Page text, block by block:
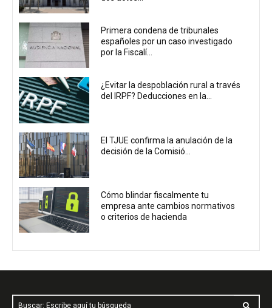
Primera condena de tribunales
españoles por un caso investigado
por la Fiscalí...
¿Evitar la despoblación rural a través
del IRPF? Deducciones en la...
El TJUE confirma la anulación de la
decisión de la Comisió...
Cómo blindar fiscalmente tu
empresa ante cambios normativos
o criterios de hacienda
Buscar: Escribe aquí tu búsqueda